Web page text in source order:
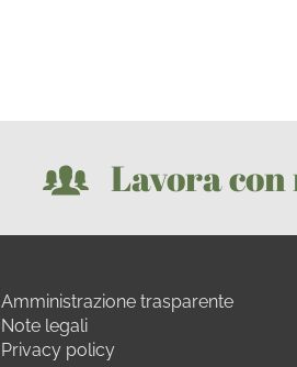
Lavora con
Amministrazione trasparente
Note legali
Privacy policy